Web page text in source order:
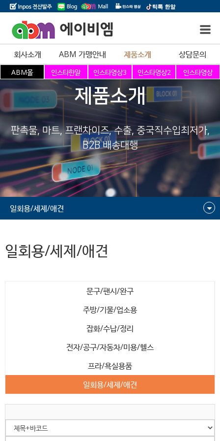
에이비엠
회사소개 ABM 가맹안내 제품소개 상담문의
제품소개
판촉물, 마트, 프랜차이즈, 수출, 중국직수입최저가,
B2B 배송대행
일회용/세제/애견
일회용/세제/애견
문구/팬시/완구
주방/기물/업소용
잡화/수납/정리
전자/공구/자동차/미용/헬스
프라/욕실용품
일회용/세제/애견